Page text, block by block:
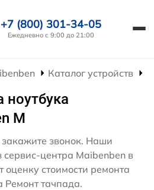
+7 (800) 301-34-05
Ежедневно с 9:00 до 21:00
Каталог устройств
ноутбука
M
звонок. Наши
центра Maibenben в
оценку стоимости ремонта
Ремонт тачпада.